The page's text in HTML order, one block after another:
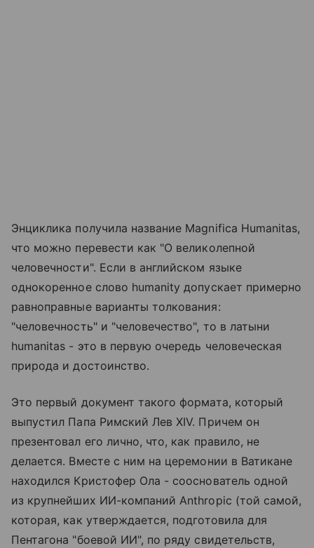
Энциклика получила название Magnifica Humanitas,
что можно перевести как "О великолепной
человечности". Если в английском языке
однокоренное слово humanity допускает примерно
равноправные варианты толкования:
"человечность" и "человечество", то в латыни
humanitas - это в первую очередь человеческая
природа и достоинство.
Это первый документ такого формата, который
выпустил Папа Римский Лев XIV. Причем он
презентовал его лично, что, как правило, не
делается. Вместе с ним на церемонии в Ватикане
находился Кристофер Ола - сооснователь одной
из крупнейших ИИ-компаний Anthropic (той самой,
которая, как утверждается, подготовила для
Пентагона "боевой ИИ", по ряду свидетельств,